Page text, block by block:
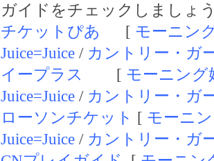
ガイドをチェックしましょ
チケットぴあ
[ モーニン
Juice=Juice / カントリー・ガ
イープラス
[ モーニング
Juice=Juice / カントリー・ガ
ローソンチケット [ モーニ
Juice=Juice / カントリー・ガ